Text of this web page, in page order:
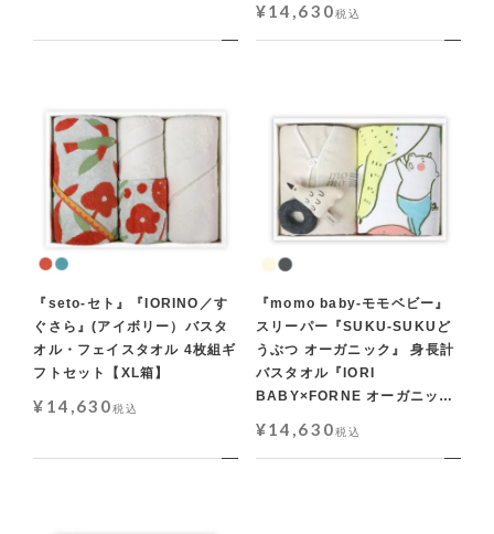
¥14,630税込
『seto-セト』『IORINO／す
ぐさら』(アイボリー）バスタ
オル・フェイスタオル 4枚組ギ
フトセット【XL箱】
¥ 14,630税込
『momo baby-モモベビー』
スリーパー『SUKU-SUKUど
うぶつ オーガニック』 身長計
バスタオル『IORI
BABY×FORNE オーガニッ
ット【L箱】
¥14,630税込